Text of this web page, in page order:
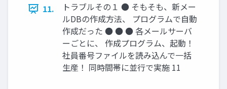
11.
トラブルその１ ● そもそも、新メー
ルDBの作成方法、 プログラムで自動
作成だった ● ● ● 各メールサーバ
ーごとに、 作成プログラム、起動！
社員番号ファイルを読み込んで一括
生産！ 同時間帯に並行で実施 11